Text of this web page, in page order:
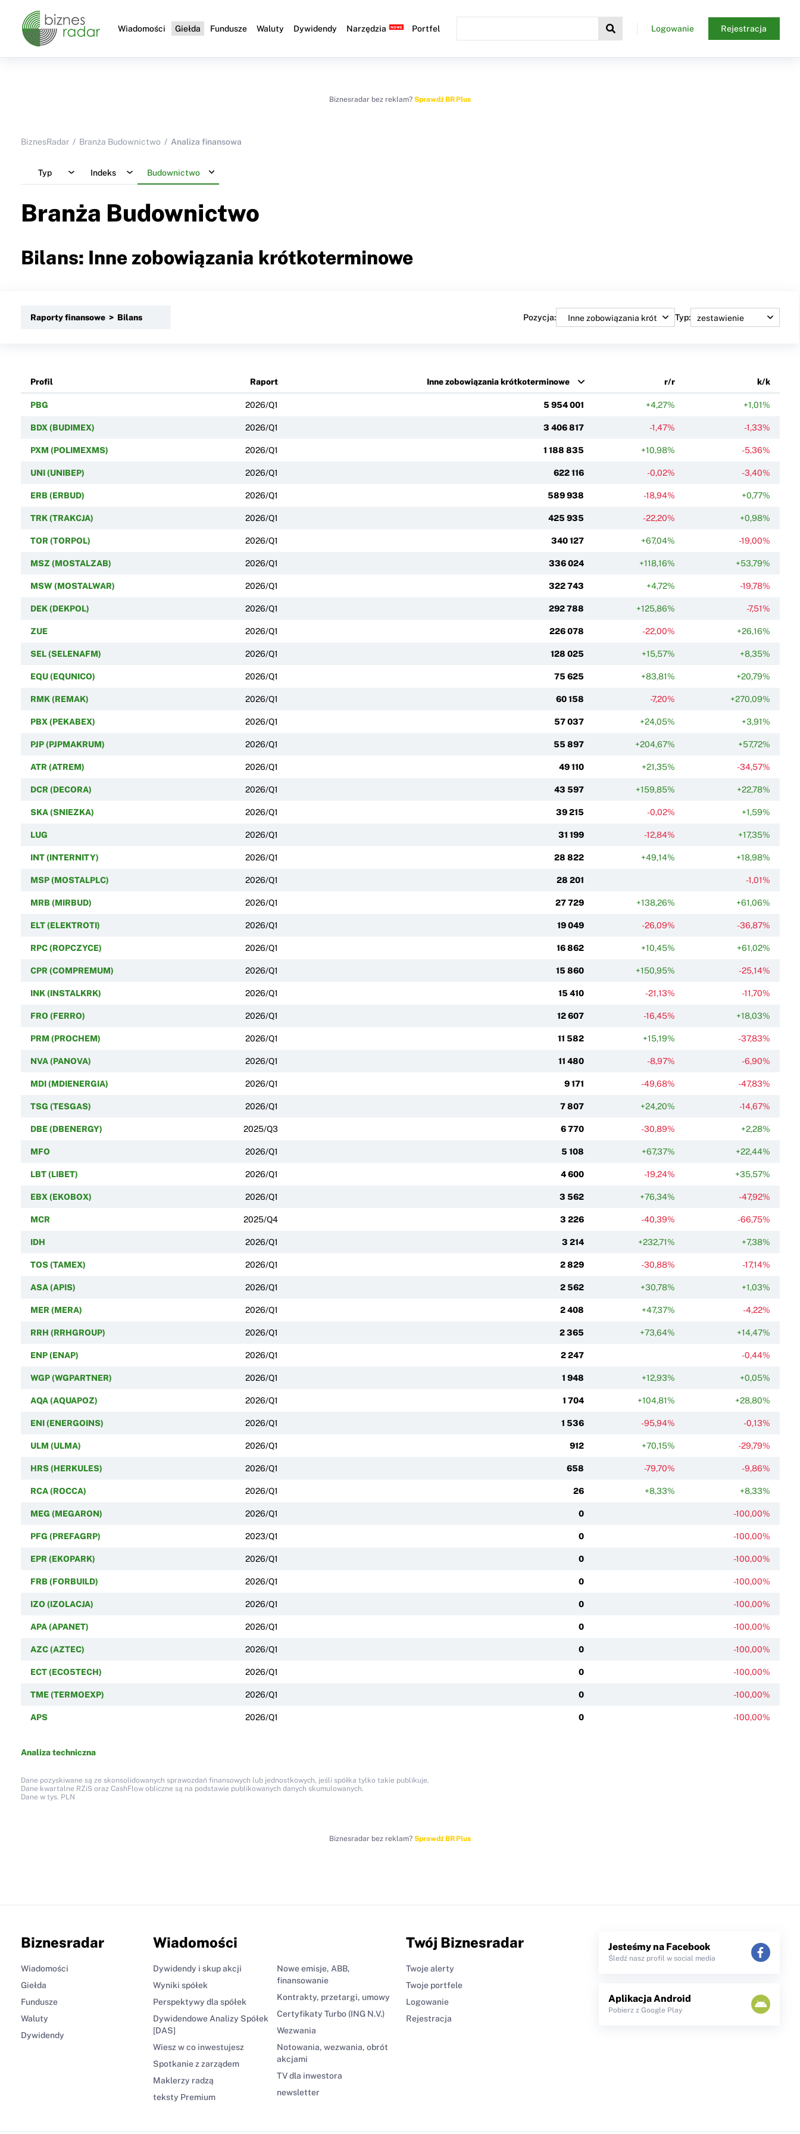
Wiadomości Giełda Fundusze Waluty Dywidendy Narzędzia Portfel Logowanie Rejestracja
Biznesradar bez reklam? Sprawdź BR Plus
BiznesRadar Branża Budownictwo Analiza finansowa
Typ Indeks Budownictwo
Branża Budownictwo
Bilans: Inne zobowiązania krótkoterminowe
Raporty finansowe > Bilans Pozycja: Typ:
Profil Raport Inne zobowiązania krótkoterminowe r/r k/k
PBG 2026/Q1 5 954 001 +4,27% +1,01%
BDX (BUDIMEX) 2026/Q1 3 406 817 -1,47% -1,33%
PXM (POLIMEXMS) 2026/Q1 1 188 835 +10,98% -5,36%
UNI (UNIBEP) 2026/Q1 622 116 -0,02% -3,40%
ERB (ERBUD) 2026/Q1 589 938 -18,94% +0,77%
TRK (TRAKCJA) 2026/Q1 425 935 -22,20% +0,98%
TOR (TORPOL) 2026/Q1 340 127 +67,04% -19,00%
MSZ (MOSTALZAB) 2026/Q1 336 024 +118,16% +53,79%
MSW (MOSTALWAR) 2026/Q1 322 743 +4,72% -19,78%
DEK (DEKPOL) 2026/Q1 292 788 +125,86% -7,51%
ZUE 2026/Q1 226 078 -22,00% +26,16%
SEL (SELENAFM) 2026/Q1 128 025 +15,57% +8,35%
EQU (EQUNICO) 2026/Q1 75 625 +83,81% +20,79%
RMK (REMAK) 2026/Q1 60 158 -7,20% +270,09%
PBX (PEKABEX) 2026/Q1 57 037 +24,05% +3,91%
PJP (PJPMAKRUM) 2026/Q1 55 897 +204,67% +57,72%
ATR (ATREM) 2026/Q1 49 110 +21,35% -34,57%
DCR (DECORA) 2026/Q1 43 597 +159,85% +22,78%
SKA (SNIEZKA) 2026/Q1 39 215 -0,02% +1,59%
LUG 2026/Q1 31 199 -12,84% +17,35%
INT (INTERNITY) 2026/Q1 28 822 +49,14% +18,98%
MSP (MOSTALPLC) 2026/Q1 28 201 -1,01%
MRB (MIRBUD) 2026/Q1 27 729 +138,26% +61,06%
ELT (ELEKTROTI) 2026/Q1 19 049 -26,09% -36,87%
RPC (ROPCZYCE) 2026/Q1 16 862 +10,45% +61,02%
CPR (COMPREMUM) 2026/Q1 15 860 +150,95% -25,14%
INK (INSTALKRK) 2026/Q1 15 410 -21,13% -11,70%
FRO (FERRO) 2026/Q1 12 607 -16,45% +18,03%
PRM (PROCHEM) 2026/Q1 11 582 +15,19% -37,83%
NVA (PANOVA) 2026/Q1 11 480 -8,97% -6,90%
MDI (MDIENERGIA) 2026/Q1 9 171 -49,68% -47,83%
TSG (TESGAS) 2026/Q1 7 807 +24,20% -14,67%
DBE (DBENERGY) 2025/Q3 6 770 -30,89% +2,28%
MFO 2026/Q1 5 108 +67,37% +22,44%
LBT (LIBET) 2026/Q1 4 600 -19,24% +35,57%
EBX (EKOBOX) 2026/Q1 3 562 +76,34% -47,92%
MCR 2025/Q4 3 226 -40,39% -66,75%
IDH 2026/Q1 3 214 +232,71% +7,38%
TOS (TAMEX) 2026/Q1 2 829 -30,88% -17,14%
ASA (APIS) 2026/Q1 2 562 +30,78% +1,03%
MER (MERA) 2026/Q1 2 408 +47,37% -4,22%
RRH (RRHGROUP) 2026/Q1 2 365 +73,64% +14,47%
ENP (ENAP) 2026/Q1 2 247 -0,44%
WGP (WGPARTNER) 2026/Q1 1 948 +12,93% +0,05%
AQA (AQUAPOZ) 2026/Q1 1 704 +104,81% +28,80%
ENI (ENERGOINS) 2026/Q1 1 536 -95,94% -0,13%
ULM (ULMA) 2026/Q1 912 +70,15% -29,79%
HRS (HERKULES) 2026/Q1 658 -79,70% -9,86%
RCA (ROCCA) 2026/Q1 26 +8,33% +8,33%
MEG (MEGARON) 2026/Q1 0 -100,00%
PFG (PREFAGRP) 2023/Q1 0 -100,00%
EPR (EKOPARK) 2026/Q1 0 -100,00%
FRB (FORBUILD) 2026/Q1 0 -100,00%
IZO (IZOLACJA) 2026/Q1 0 -100,00%
APA (APANET) 2026/Q1 0 -100,00%
AZC (AZTEC) 2026/Q1 0 -100,00%
ECT (ECO5TECH) 2026/Q1 0 -100,00%
TME (TERMOEXP) 2026/Q1 0 -100,00%
APS 2026/Q1 0 -100,00%
Analiza techniczna
Dane pozyskiwane są ze skonsolidowanych sprawozdań finansowych lub jednostkowych, jeśli spółka tylko takie publikuje.
Dane kwartalne RZiS oraz CashFlow obliczne są na podstawie publikowanych danych skumulowanych.
Dane w tys. PLN
Biznesradar bez reklam? Sprawdź BR Plus
Biznesradar
Wiadomości
Giełda
Fundusze
Waluty
Dywidendy
Wiadomości
Dywidendy i skup akcji
Wyniki spółek
Perspektywy dla spółek
Dywidendowe Analizy Spółek
[DAS]
Wiesz w co inwestujesz
Spotkanie z zarządem
Maklerzy radzą
teksty Premium
Nowe emisje, ABB,
finansowanie
Kontrakty, przetargi, umowy
Certyfikaty Turbo (ING N.V.)
Wezwania
Notowania, wezwania, obrót
akcjami
TV dla inwestora
newsletter
Twój Biznesradar
Twoje alerty
Twoje portfele
Logowanie
Rejestracja
Jesteśmy na Facebook
Śledź nasz profil w social media
Aplikacja Android
Pobierz z Google Play